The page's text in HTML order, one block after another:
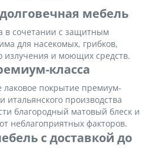
мебель
в сочетании с защитным
для насекомых, грибков,
излучения и моющих средств.
класса
лаковое покрытие премиум-
итальянского производства
благородный матовый блеск и
неблагоприятных факторов.
с доставкой до